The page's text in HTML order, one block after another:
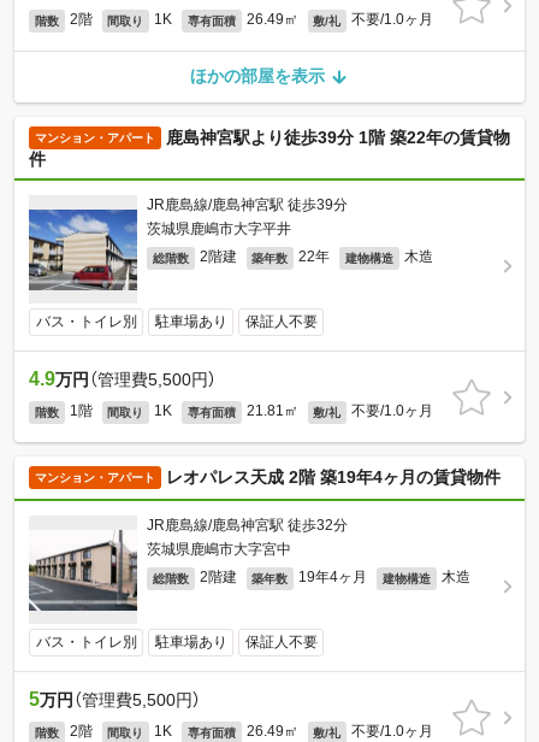
階数 2階 間取り 1K 専有面積 26.49㎡ 敷/礼 不要/1.0ヶ月
ほかの部屋を表示
マンション・アパート
鹿島神宮駅より徒歩39分 1階 築22年の賃貸物
件
JR鹿島線/鹿島神宮駅 徒歩39分
茨城県鹿嶋市大字平井
総階数 2階建 築年数 22年 建物構造 木造
バス・トイレ別 駐車場あり 保証人不要
4.9万円 （管理費5,500円）
階数 1階 間取り 1K 専有面積 21.81㎡ 敷/礼 不要/1.0ヶ月
マンション・アパート レオパレス天成 2階 築19年4ヶ月の賃貸物件
JR鹿島線/鹿島神宮駅 徒歩32分
茨城県鹿嶋市大字宮中
総階数 2階建 築年数 19年4ヶ月 建物構造 木造
バス・トイレ別 駐車場あり 保証人不要
5万円 （管理費5,500円）
階数 2階 間取り 1K 専有面積 26.49㎡ 敷/礼 不要/1.0ヶ月